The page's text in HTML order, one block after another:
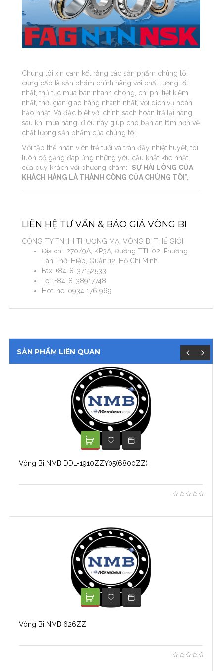
Chúng tôi xin cam kết rằng các sản phẩm chúng tôi
cung cấp là sản phẩm chính hãng với chất lượng tốt
nhất, thủ tục mua bán nhanh chóng, chi phí tiết kiệm
nhất, thời gian giao hàng nhanh nhất, với dịch vụ hoàn
hảo nhất. Và đặc biệt với chính sách hoàn trả lại hàng
sau khi mua hàng, điêu này giúp cho bạn an tâm hơn về
chất lượng sản phẩm của chúng tôi.
Với tập thể nhân viên trẻ tuổi và tràn đầy nhiệt huyết, tôi
luôn cố gắng đáp ứng những yêu cầu khắt khe nhất
của quý khách với phương châm: “SỰ HÀI LÒNG CỦA
KHÁCH HÀNG LÀ THÀNH CÔNG CỦA CHÚNG TÔI ”.
LIÊN HỆ TƯ VẤN & BÁO GIÁ VÒNG BI
CÔNG TY TNHH THƯƠNG MẠI VÒNG BI THẾ GIỚI
Địa chỉ: 270/9A, KP3A, Đường TTH02, Phường
Tân Thới Hiệp, Quận 12, Hồ Chí Minh.
Fax: +84-8-37152533
Tel: +84-8-38917748
Hotline: 0934 176 969
SẢN PHẨM LIÊN QUAN
XEM TIẾPADD TO WISHLIST
Vòng Bi NMB DDL-1910ZZY05(6800ZZ)
XEM TIẾPADD TO WISHLIST
Vòng Bi NMB 626ZZ